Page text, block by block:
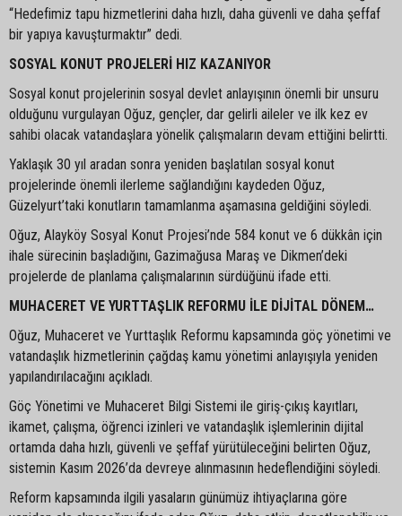
“Hedefimiz tapu hizmetlerini daha hızlı, daha güvenli ve daha şeffaf
bir yapıya kavuşturmaktır” dedi.
SOSYAL KONUT PROJELERİ HIZ KAZANIYOR
Sosyal konut projelerinin sosyal devlet anlayışının önemli bir unsuru
olduğunu vurgulayan Oğuz, gençler, dar gelirli aileler ve ilk kez ev
sahibi olacak vatandaşlara yönelik çalışmaların devam ettiğini belirtti.
Yaklaşık 30 yıl aradan sonra yeniden başlatılan sosyal konut
projelerinde önemli ilerleme sağlandığını kaydeden Oğuz,
Güzelyurt’taki konutların tamamlanma aşamasına geldiğini söyledi.
Oğuz, Alayköy Sosyal Konut Projesi’nde 584 konut ve 6 dükkân için
ihale sürecinin başladığını, Gazimağusa Maraş ve Dikmen’deki
projelerde de planlama çalışmalarının sürdüğünü ifade etti.
MUHACERET VE YURTTAŞLIK REFORMU İLE DİJİTAL DÖNEM…
Oğuz, Muhaceret ve Yurttaşlık Reformu kapsamında göç yönetimi ve
vatandaşlık hizmetlerinin çağdaş kamu yönetimi anlayışıyla yeniden
yapılandırılacağını açıkladı.
Göç Yönetimi ve Muhaceret Bilgi Sistemi ile giriş-çıkış kayıtları,
ikamet, çalışma, öğrenci izinleri ve vatandaşlık işlemlerinin dijital
ortamda daha hızlı, güvenli ve şeffaf yürütüleceğini belirten Oğuz,
sistemin Kasım 2026’da devreye alınmasının hedeflendiğini söyledi.
Reform kapsamında ilgili yasaların günümüz ihtiyaçlarına göre